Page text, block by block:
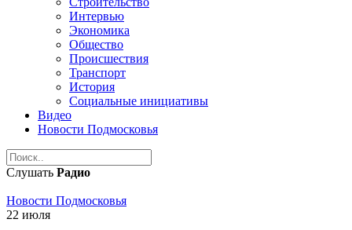
Интервью
Экономика
Общество
Происшествия
Транспорт
История
Социальные инициативы
Видео
Новости Подмосковья
Слушать Радио
Новости Подмосковья
22 июля